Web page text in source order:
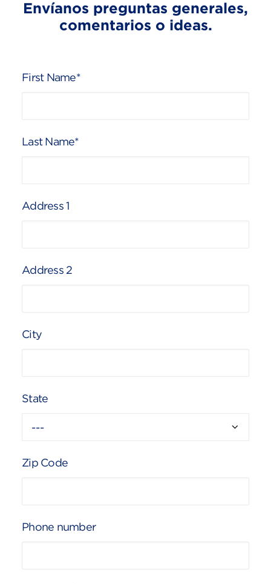
Envíanos preguntas generales,
comentarios o ideas.
First Name*
Last Name*
Address 1
Address 2
City
State
Zip Code
Phone number